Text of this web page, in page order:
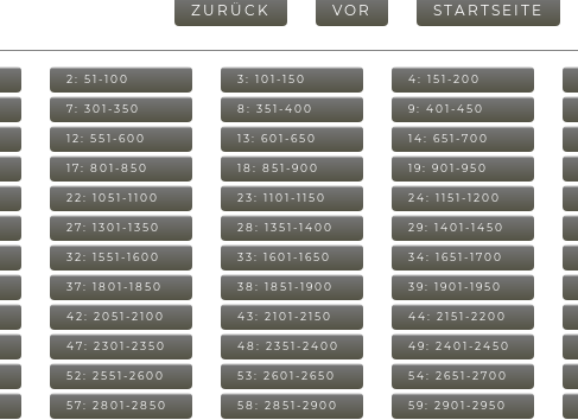
ZURÜCK VOR STARTSEITE
2: 51-100 3: 101-150 4: 151-200
7: 301-350 8: 351-400 9: 401-450
12: 551-600 13: 601-650 14: 651-700
17: 801-850 18: 851-900 19: 901-950
22: 1051-1100 23: 1101-1150 24: 1151-1200
27: 1301-1350 28: 1351-1400 29: 1401-1450
32: 1551-1600 33: 1601-1650 34: 1651-1700
37: 1801-1850 38: 1851-1900 39: 1901-1950
42: 2051-2100 43: 2101-2150 44: 2151-2200
47: 2301-2350 48: 2351-2400 49: 2401-2450
52: 2551-2600 53: 2601-2650 54: 2651-2700
57: 2801-2850 58: 2851-2900 59: 2901-2950